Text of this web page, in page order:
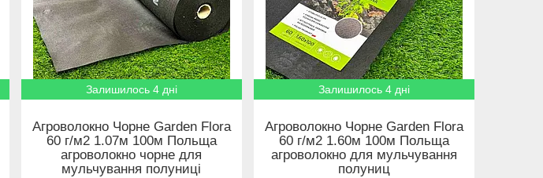
Залишилось 4 дні
Агроволокно Чорне Garden Flora
60 г/м2 1.07м 100м Польща
агроволокно чорне для
мульчування полуниці
Залишилось 4 дні
Агроволокно Чорне Garden Flora
60 г/м2 1.60м 100м Польща
агроволокно для мульчування
полуниц